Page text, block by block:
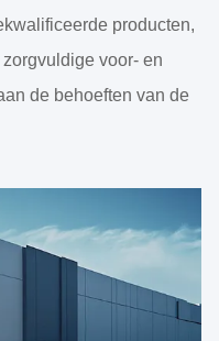
producten,
voor- en
de behoeften van de